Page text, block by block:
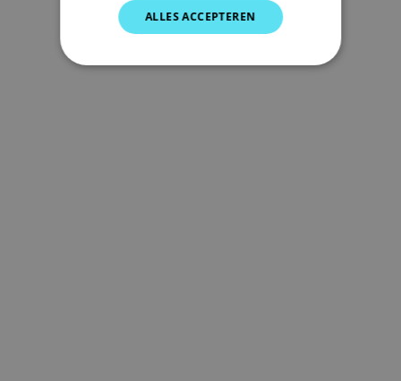
SPANISH
NORWEGIAN
FINNISH
ALLES ACCEPTEREN